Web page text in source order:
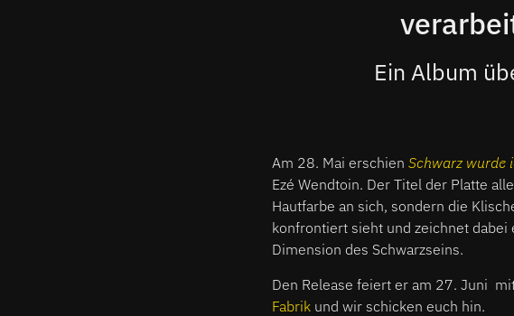
Ein Album
Am 28. Mai erschien Schwarz wurde
Ezé Wendtoin. Der Titel der Platte
Hautfarbe an sich, sondern die
konfrontiert sieht und zeichnet
Dimension des Schwarzseins.
Den Release feiert er am 27. Juni
Fabrik und wir schicken euch hin.